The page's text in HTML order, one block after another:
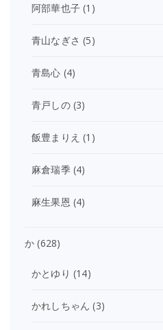
阿部華也子 (1)
青山なぎさ (5)
青島心 (4)
青戸しの(3)
飯豊まりえ (1)
麻倉瑞季(4)
麻生果恩 (4)
か (628)
かとゆり (14)
かれしちゃん (3)